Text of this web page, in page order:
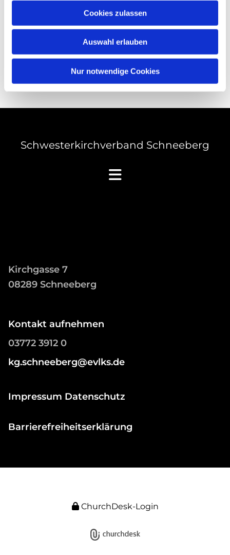
Cookies zulassen
Auswahl erlauben
Nur notwendige Cookies
Schwesterkirchverband Schneeberg
Kirchgasse 7
08289 Schneeberg
Kontakt aufnehmen
03772 3912 0
kg.schneeberg@evlks.de
Impressum Datenschutz
Barrierefreiheitserklärung
ChurchDesk-Login